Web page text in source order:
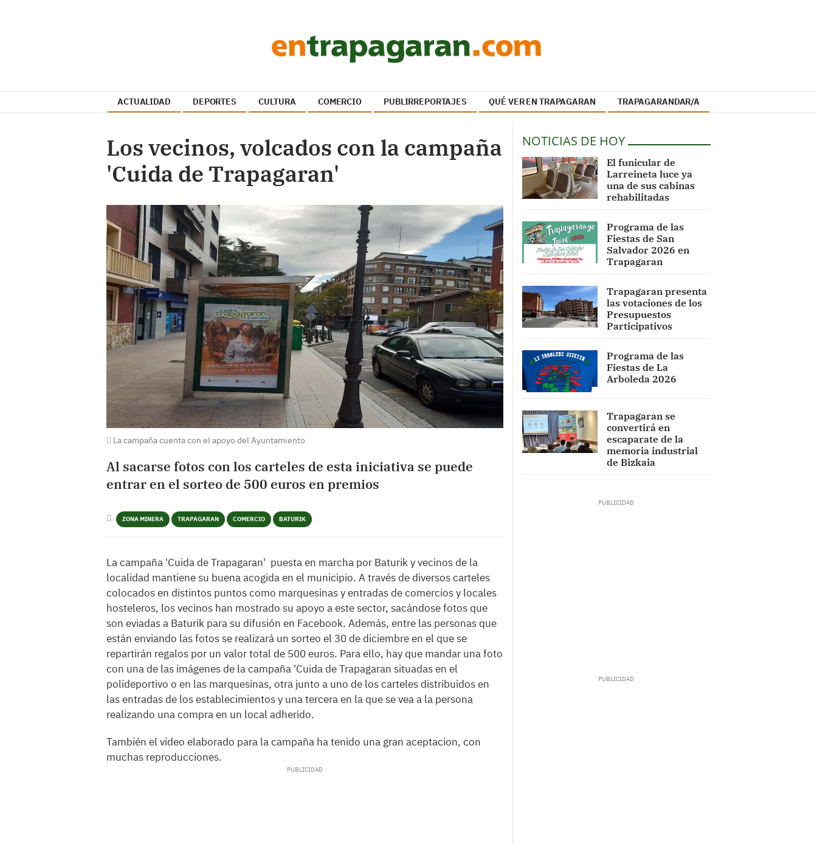
ACTUALIDAD DEPORTES CULTURA COMERCIO PUBLIRREPORTAJES QUÉ VER EN TRAPAGARAN TRAPAGARANDAR/A
Los vecinos, volcados con la campaña
'Cuida de Trapagaran'
La campaña cuenta con el apoyo del Ayuntamiento
Al sacarse fotos con los carteles de esta iniciativa se puede
entrar en el sorteo de 500 euros en premios
ZONA MINERA TRAPAGARAN COMERCIO BATURIK
La campaña 'Cuida de Trapagaran' puesta en marcha por Baturik y vecinos de la
localidad mantiene su buena acogida en el municipio. A través de diversos carteles
colocados en distintos puntos como marquesinas y entradas de comercios y locales
hosteleros, los vecinos han mostrado su apoyo a este sector, sacándose fotos que
son eviadas a Baturik para su difusión en Facebook. Además, entre las personas que
están enviando las fotos se realizará un sorteo el 30 de diciembre en el que se
repartirán regalos por un valor total de 500 euros. Para ello, hay que mandar una foto
con una de las imágenes de la campaña 'Cuida de Trapagaran situadas en el
polideportivo o en las marquesinas, otra junto a uno de los carteles distribuidos en
las entradas de los establecimientos y una tercera en la que se vea a la persona
realizando una compra en un local adherido.
También el vídeo elaborado para la campaña ha tenido una gran aceptacion, con
muchas reproducciones.
NOTICIAS DE HOY
El funicular de
Larreineta luce ya
una de sus cabinas
rehabilitadas
Programa de las
Fiestas de San
Salvador 2026 en
Trapagaran
Trapagaran presenta
las votaciones de los
Presupuestos
Participativos
Programa de las
Fiestas de La
Arboleda 2026
Trapagaran se
convertirá en
escaparate de la
memoria industrial
de Bizkaia